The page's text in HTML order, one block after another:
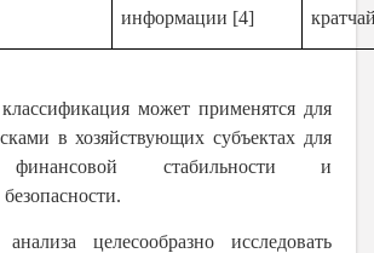
информации [4]
классификация может применятся для
в хозяйствующих субъектах для
стабильности и
целесообразно исследовать